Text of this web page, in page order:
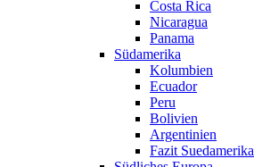
Costa Rica
Nicaragua
Panama
Südamerika
Kolumbien
Ecuador
Peru
Bolivien
Argentinien
Fazit Suedamerika